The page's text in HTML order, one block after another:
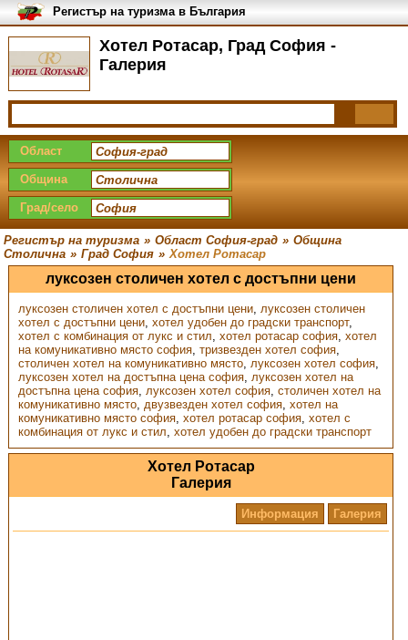
Хотел Ротасар, Град София -
Галерия
Регистър на туризма в България
Област
Община
Град/село
Регистър на туризма » Област София-град » Община
Столична » Град София » Хотел Ротасар
луксозен столичен хотел с достъпни цени
луксозен столичен хотел с достъпни цени, луксозен столичен
хотел с достъпни цени, хотел удобен до градски транспорт,
хотел с комбинация от лукс и стил, хотел ротасар софия, хотел
на комуникативно място софия, тризвезден хотел софия,
столичен хотел на комуникативно място, луксозен хотел софия,
луксозен хотел на достъпна цена софия, луксозен хотел на
достъпна цена софия, луксозен хотел софия, столичен хотел на
комуникативно място, двузвезден хотел софия, хотел на
комуникативно място софия, хотел ротасар софия, хотел с
комбинация от лукс и стил, хотел удобен до градски транспорт
Хотел Ротасар
Галерия
Информация Галерия